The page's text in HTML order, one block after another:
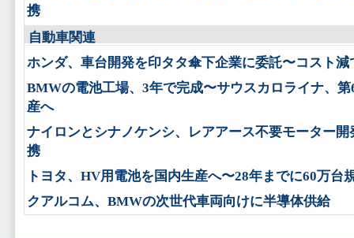
携
自動車関連
ホンダ、車台開発を印タタ傘下企業に委託〜コスト減
BMWの電池工場、3年で完成〜サウスカロライナ、第
産へ
ナイロンとシナノケンシ、レアアース不要モーター開
携
トヨタ、HV用電池を国内生産へ〜28年までに60万台
クアルコム、BMWの次世代車両向けに半導体供給